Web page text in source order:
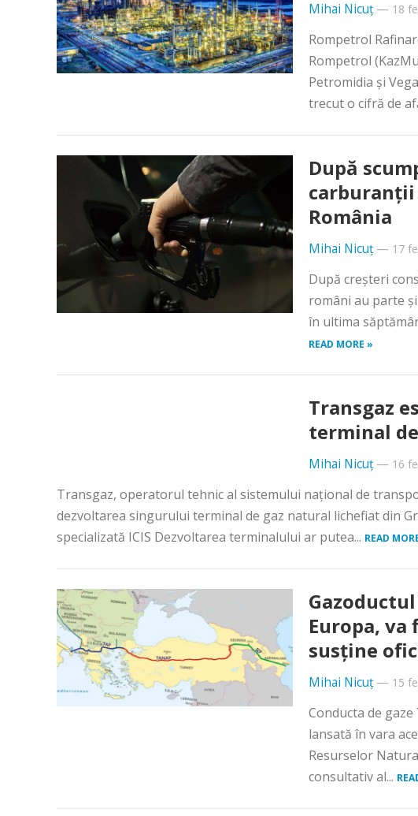
Mihai Nicuț— 18
Rompetrol
Rompetrol
Petromidia şi
trecut o cifră de
După
România
Mihai Nicuț— 17
După creşteri
români au parte
în ultima
READ MORE »
Transgaz
terminal
Mihai Nicuț— 16
Transgaz, operatorul tehnic al sistemului naţional de
dezvoltarea singurului terminal de gaz natural lichefiat din
specializată ICIS Dezvoltarea terminalului ar putea... READ
Europa,
susţine
Mihai Nicuț— 15
Conducta de
lansată în vara
Resurselor
consultativ al...